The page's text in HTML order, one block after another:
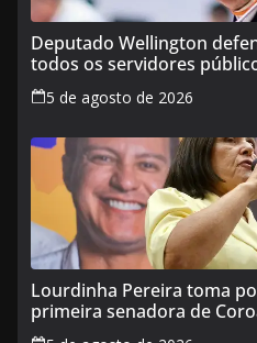
Deputado Wellington
todos os servidores
Maranhão
5 de agosto de 2026
Lourdinha Pereira toma
primeira senadora de